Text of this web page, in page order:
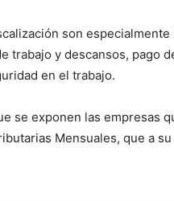
son
trabajo y descansos, pago
en el trabajo.
se exponen las empresas
Mensuales, que a